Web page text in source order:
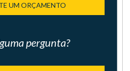
UM ORÇAMENTO
pergunta?